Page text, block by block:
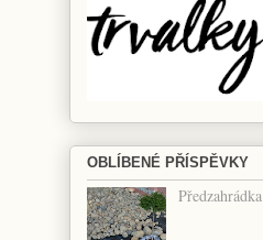
OBLÍBENÉ PŘÍSPĚVKY
Předzahrádka